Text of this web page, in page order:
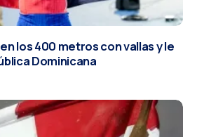
los 400 metros con vallas y le
Dominicana